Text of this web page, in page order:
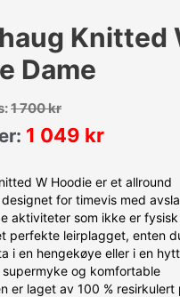
Knitted
Dame
1 700kr
1 049 kr
W Hoodie er et allround
for timevis med
aktiviteter som ikke er fysisk
perfekte leirplagget, enten
i en hengekøye eller i en
supermyke og komfortable
er laget av 100 % resirkulert